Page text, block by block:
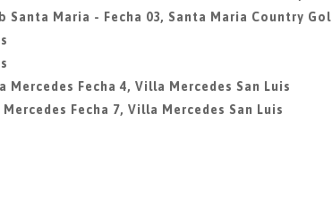
Maria - Fecha 03, Santa Maria Country
Fecha 4, Villa Mercedes San Luis
Fecha 7, Villa Mercedes San Luis